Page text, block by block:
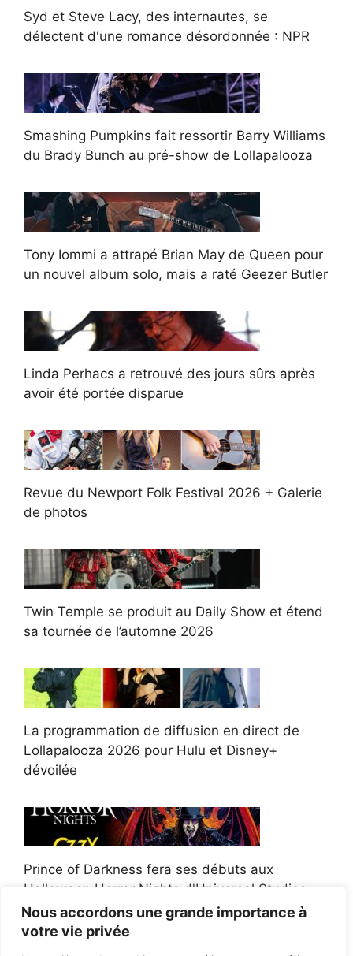
Nous accordons une grande importance à
votre vie privée
Syd et Steve Lacy, des internautes, se
délectent d'une romance désordonnée : NPR
Smashing Pumpkins fait ressortir Barry Williams
du Brady Bunch au pré-show de Lollapalooza
Tony Iommi a attrapé Brian May de Queen pour
un nouvel album solo, mais a raté Geezer Butler
Linda Perhacs a retrouvé des jours sûrs après
avoir été portée disparue
Revue du Newport Folk Festival 2026 + Galerie
de photos
Twin Temple se produit au Daily Show et étend
sa tournée de l’automne 2026
La programmation de diffusion en direct de
Lollapalooza 2026 pour Hulu et Disney+
dévoilée
Prince of Darkness fera ses débuts aux
Halloween Horror Nights d'Universal Studios